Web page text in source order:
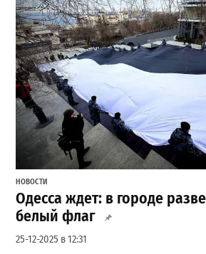
НОВОСТИ
Одесса ждет: в городе
белый флаг
25-12-2025 в 12:31